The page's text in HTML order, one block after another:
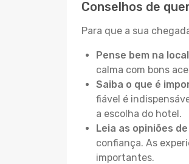
Conselhos de
Para que a sua
Pense bem na
calma com bons
Saiba o que é
fiável é
a escolha do hotel.
Leia as opiniões
confiança. As
importantes.